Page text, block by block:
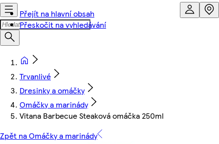
Přejít na hlavní obsah
Přeskočit na vyhledávání
Trvanlivé
Dresinky a omáčky
Omáčky a marinády
Vitana Barbecue Steaková omáčka 250ml
Zpět na Omáčky a marinády